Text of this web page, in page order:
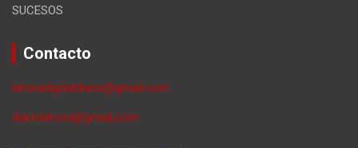
SUCESOS
Contacto
lahoradigitaldiario@gmail.com
diariolahora@gmail,com